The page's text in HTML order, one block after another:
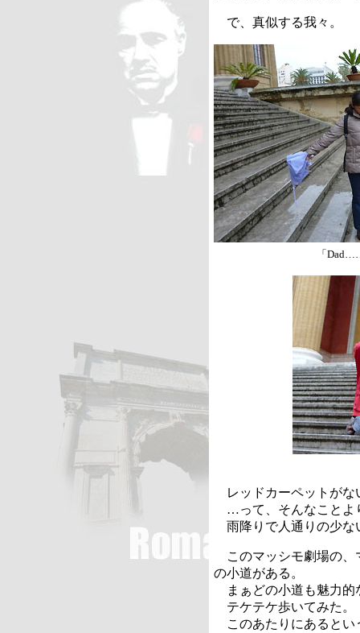
で、真似する我々。
「 Dad
レッドカーペットが
…って、そんなことよ
雨降りで人通りの少
このマッシモ劇場の、
の小道がある。
まぁどの小道も魅力的
テケテケ歩いてみた。
このあたりにあるとい